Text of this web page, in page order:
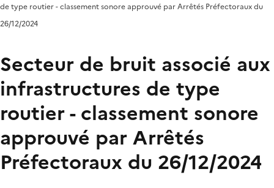
de type routier - classement sonore approuvé par Arrêtés Préfectoraux du
26/12/2024
Secteur de bruit associé aux
infrastructures de type
routier - classement sonore
approuvé par Arrêtés
Préfectoraux du 26/12/2024